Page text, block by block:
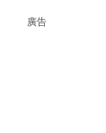
廣告